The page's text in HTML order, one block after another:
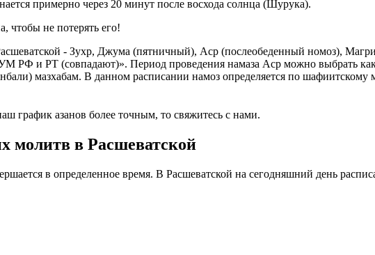
примерно через 20 минут после восхода солнца (Шурука).
чтобы не потерять его!
- Зухр, Джума (пятничный), Аср (послеобеденный номоз),
РФ и РТ (совпадают)». Период проведения намаза Аср можно выбрать
мазхабам. В данном расписании намоз определяется по шафиитскому
график азанов более точным, то свяжитесь с нами.
молитв в Расшеватской
в определенное время. В Расшеватской на сегодняшний день